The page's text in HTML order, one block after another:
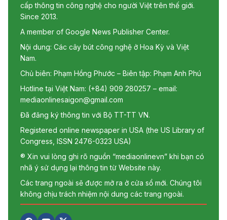
cấp thông tin công nghệ cho người Việt trên thế giới.
Since 2013.
A member of Google News Publisher Center.
Nội dung: Các cây bút công nghệ ở Hoa Kỳ và Việt
Nam.
Chủ biên: Phạm Hồng Phước – Biên tập: Phạm Anh Phú
Hotline tại Việt Nam: (+84) 909 280257 – email:
mediaonlinesaigon@gmail.com
Đã đăng ký thông tin với Bộ TT-TT VN.
Registered online newspaper in USA (the US Library of
Congress, ISSN 2476-0323 USA)
® Xin vui lòng ghi rõ nguồn “mediaonlinevn” khi bạn có
nhã ý sử dụng lại thông tin từ Website này.
Các trang ngoài sẽ được mở ra ở cửa sổ mới. Chúng tôi
không chịu trách nhiệm nội dung các trang ngoài.